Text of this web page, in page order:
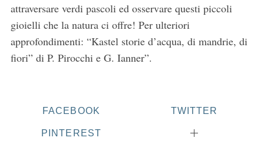
attraversare verdi pascoli ed osservare questi piccoli
gioielli che la natura ci offre! Per ulteriori
approfondimenti: “Kastel storie d’acqua, di mandrie, di
fiori” di P. Pirocchi e G. Ianner”.
FACEBOOK TWITTER
PINTEREST